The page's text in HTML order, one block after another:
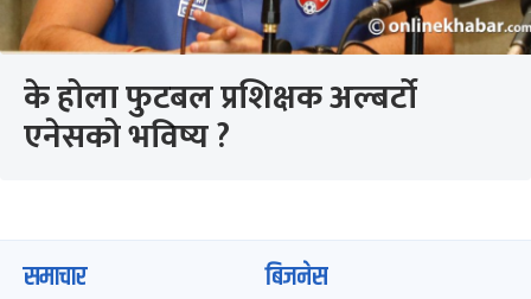
के होला फुटबल प्रशिक्षक अल्बर्टो
एनेसको भविष्य ?
समाचार बिजनेस